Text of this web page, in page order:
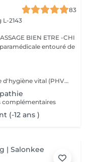
83
2143
BIEN ETRE -CHI
L'anamnese (durée 2h ) Le programme d'hygiène vital (PHV) Je vous remettrai un programme d'hygiène vital, par mail, sous quelques jours , Il est constitué de conseils naturopathiques personnalisés et dédiés pour une prise en charge globale des différents plans de la santé (alimentation, activités physiques, gestion psycho-émotionnel) et pourra être complété selon le cas par des complémentations nutritionnelles. Nous ferons un point par téléphone afin de vous donner plus amples explications sur ces conseils.
complémentaires
(-12 ans )